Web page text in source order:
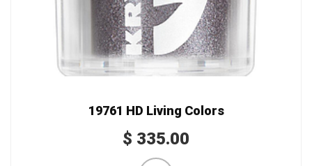
19761 HD Living Colors
$ 335.00